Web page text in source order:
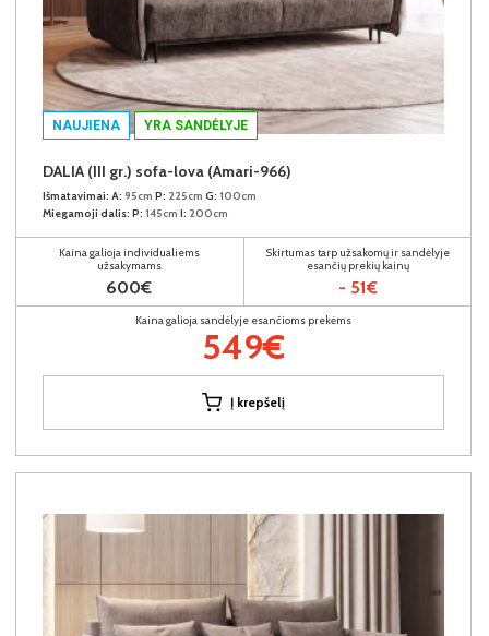
NAUJIENA YRA SANDĖLYJE
DALIA (III gr.) sofa-lova (Amari-966)
Išmatavimai: A: 95cm P: 225cm G: 100cm
Miegamoji dalis: P: 145cm I: 200cm
Kaina galioja individualiems
užsakymams
600€
Skirtumas tarp užsakomų ir sandėlyje
esančių prekių kainų
- 51€
Kaina galioja sandėlyje esančioms prekėms
549€
Į krepšelį